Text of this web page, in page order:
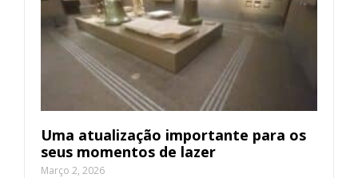
Uma atualização importante para os
seus momentos de lazer
Março 2, 2026